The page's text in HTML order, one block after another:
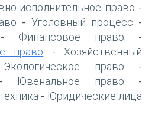
исполнительное право -
- Уголовный процесс -
Финансовое право -
право - Хозяйственный
Экологическое право -
Ювенальное право -
- Юридические лица